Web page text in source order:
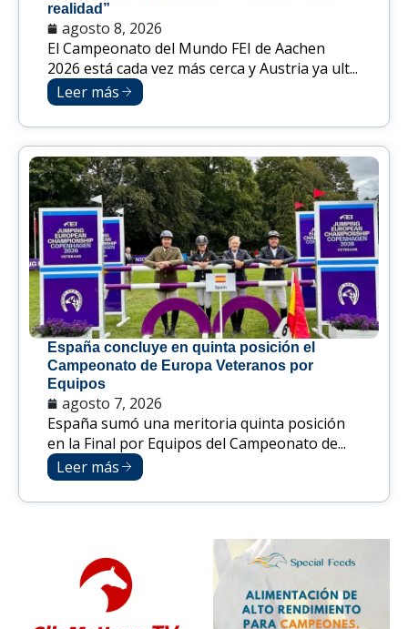
realidad”
agosto 8, 2026
El Campeonato del Mundo FEI de Aachen
2026 está cada vez más cerca y Austria ya ult...
Leer más
España concluye en quinta posición el
Campeonato de Europa Veteranos por
Equipos
agosto 7, 2026
España sumó una meritoria quinta posición
en la Final por Equipos del Campeonato de...
Leer más